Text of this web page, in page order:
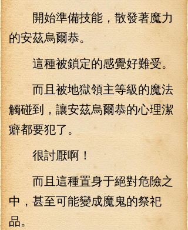
開始準備技能，散發著魔力
的安茲烏爾恭。
這種被鎖定的感覺好難受。
而且被地獄領主等級的魔法
觸碰到，讓安茲烏爾恭的心理潔
癖都要犯了。
很討厭啊！
而且這種置身于絕對危險之
中，甚至可能變成魔鬼的祭祀
品。